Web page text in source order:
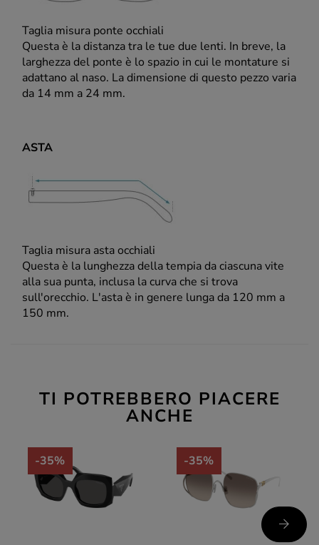
Taglia misura ponte occhiali
Questa è la distanza tra le tue due lenti. In breve, la
larghezza del ponte è lo spazio in cui le montature si
adattano al naso. La dimensione di questo pezzo varia
da 14 mm a 24 mm.
ASTA
Taglia misura asta occhiali
Questa è la lunghezza della tempia da ciascuna vite
alla sua punta, inclusa la curva che si trova
sull'orecchio. L'asta è in genere lunga da 120 mm a
150 mm.
TI POTREBBERO PIACERE
ANCHE
-35% -35%